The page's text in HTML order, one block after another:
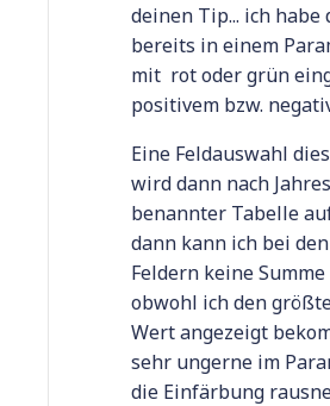
deinen Tip... ich habe
bereits in einem
mit rot oder grün
positivem bzw.
Eine Feldauswahl
wird dann nach
benannter Tabelle
dann kann ich bei
Feldern keine
obwohl ich den
Wert angezeigt
sehr ungerne im
die Einfärbung